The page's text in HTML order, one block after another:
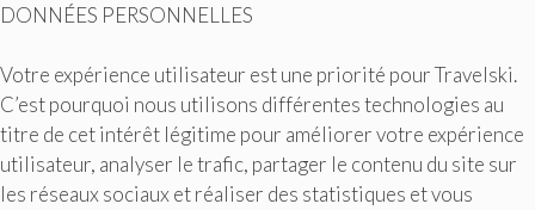
DONNÉES PERSONNELLES
Votre expérience utilisateur est une priorité pour Travelski.
C’est pourquoi nous utilisons différentes technologies au
titre de cet intérêt légitime pour améliorer votre expérience
utilisateur, analyser le trafic, partager le contenu du site sur
les réseaux sociaux et réaliser des statistiques et vous